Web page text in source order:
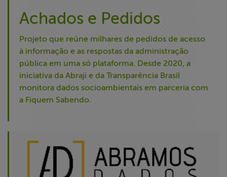
Achados e Pedidos
Projeto que reúne milhares de pedidos de acesso
à informação e as respostas da administração
pública em uma só plataforma. Desde 2020, a
iniciativa da Abraji e da Transparência Brasil
monitora dados socioambientais em parceria com
a Fiquem Sabendo.